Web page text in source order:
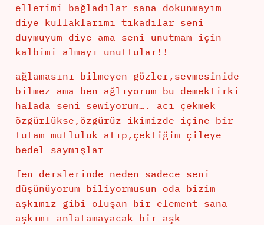
ellerimi bağladılar sana dokunmayım
diye kullaklarımı tıkadılar seni
duymuyum diye ama seni unutmam için
kalbimi almayı unuttular!!
ağlamasını bilmeyen gözler,sevmesinide
bilmez ama ben ağlıyorum bu demektirki
halada seni sewiyorum…. acı çekmek
özgürlükse,özgürüz ikimizde içine bir
tutam mutluluk atıp,çektiğim çileye
bedel saymışlar
fen derslerinde neden sadece seni
düşünüyorum biliyormusun oda bizim
aşkımız gibi oluşan bir element sana
aşkımı anlatamayacak bir aşk